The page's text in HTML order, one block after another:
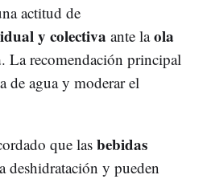
actitud de
y colectiva ante laola
. La recomendación principal
de agua y moderar el
que las bebidas
deshidratación y pueden